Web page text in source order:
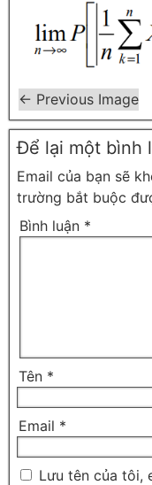
← Previous Image
Để lại một bình
Email của bạn sẽ
trường bắt buộc
Bình luận *
Tên *
Email *
Lưu tên của tôi,